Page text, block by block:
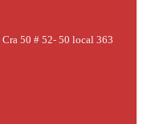
Cra 50 # 52- 50 local 363